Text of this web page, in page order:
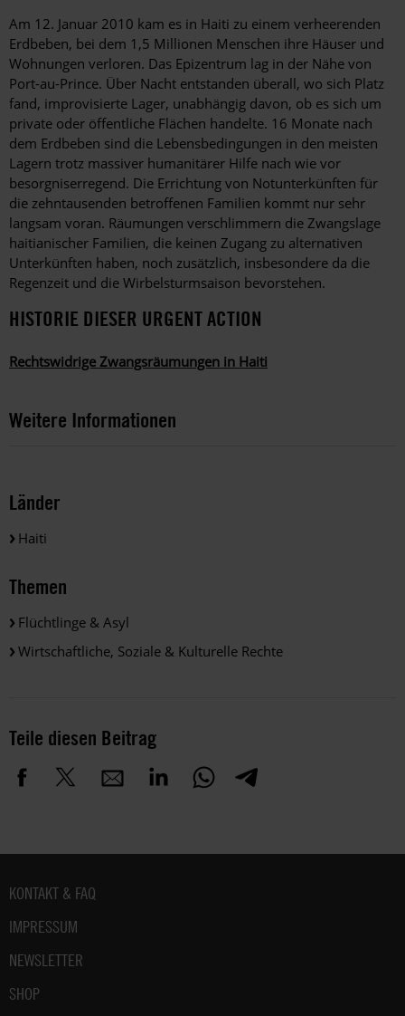
Am 12. Januar 2010 kam es in Haiti zu einem verheerenden
Erdbeben, bei dem 1,5 Millionen Menschen ihre Häuser und
Wohnungen verloren. Das Epizentrum lag in der Nähe von
Port-au-Prince. Über Nacht entstanden überall, wo sich Platz
fand, improvisierte Lager, unabhängig davon, ob es sich um
private oder öffentliche Flächen handelte. 16 Monate nach
dem Erdbeben sind die Lebensbedingungen in den meisten
Lagern trotz massiver humanitärer Hilfe nach wie vor
besorgniserregend. Die Errichtung von Notunterkünften für
die zehntausenden betroffenen Familien kommt nur sehr
langsam voran. Räumungen verschlimmern die Zwangslage
haitianischer Familien, die keinen Zugang zu alternativen
Unterkünften haben, noch zusätzlich, insbesondere da die
Regenzeit und die Wirbelsturmsaison bevorstehen.
HISTORIE DIESER URGENT ACTION
Rechtswidrige Zwangsräumungen in Haiti
Weitere Informationen
Länder
Haiti
Themen
Flüchtlinge & Asyl
Wirtschaftliche, Soziale & Kulturelle Rechte
Teile diesen Beitrag
Fußbereich
KONTAKT & FAQ
IMPRESSUM
NEWSLETTER
SHOP